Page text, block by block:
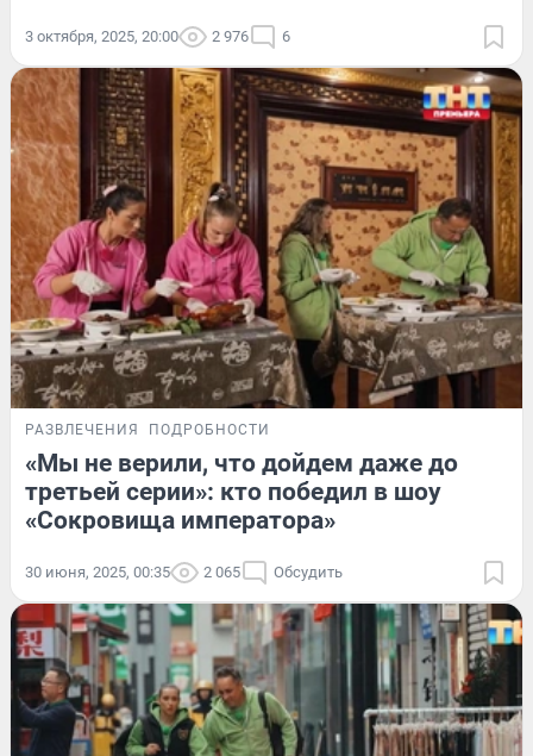
3 октября, 2025, 20:00 2 976 6
РАЗВЛЕЧЕНИЯ ПОДРОБНОСТИ
«Мы не верили, что дойдем даже до
третьей серии»: кто победил в шоу
«Сокровища императора»
30 июня, 2025, 00:35 2 065 Обсудить